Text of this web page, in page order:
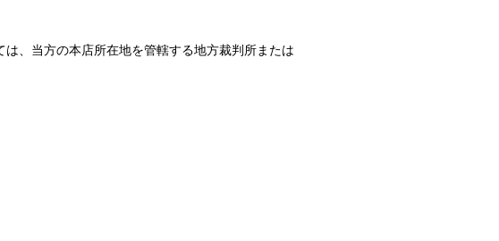
、当方の本店所在地を管轄する地方裁判所または